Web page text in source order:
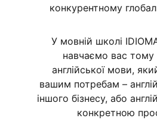
конкурентному
У мовній школі
навчаємо вас
англійської мови,
вашим потребам –
іншого бізнесу, або
конкретною